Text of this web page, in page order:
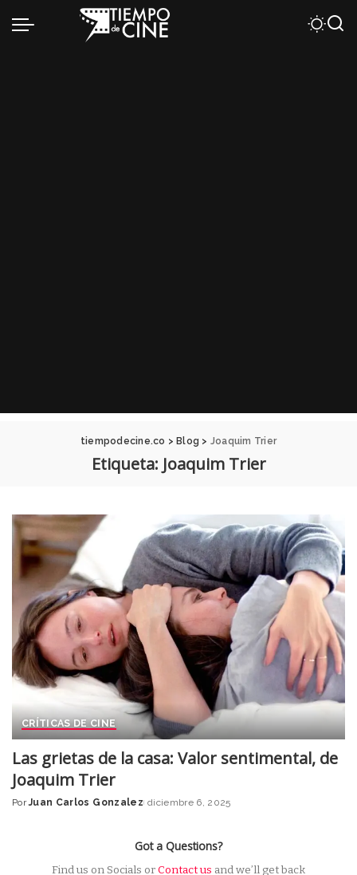
tiempodecine.co > Blog > Joaquim Trier
Etiqueta: Joaquim Trier
CRÍTICAS DE CINE
Las grietas de la casa: Valor sentimental, de
Joaquim Trier
Posted
Por Juan Carlos Gonzalez diciembre 6, 2025
Got a Questions?
Find us on Socials orContact us and we’ll get back